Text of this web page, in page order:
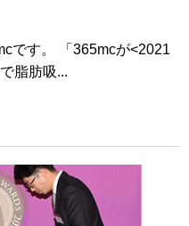
です。 「365mcが<2021
脂肪吸...